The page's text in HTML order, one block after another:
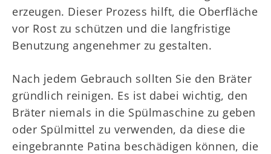
erzeugen. Dieser Prozess hilft, die Oberfläche
vor Rost zu schützen und die langfristige
Benutzung angenehmer zu gestalten.
Nach jedem Gebrauch sollten Sie den Bräter
gründlich reinigen. Es ist dabei wichtig, den
Bräter niemals in die Spülmaschine zu geben
oder Spülmittel zu verwenden, da diese die
eingebrannte Patina beschädigen können, die